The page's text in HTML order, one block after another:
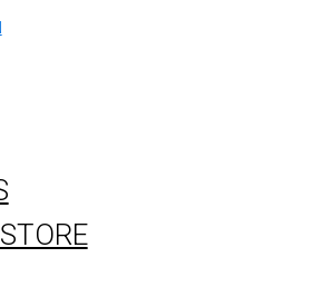
STORE
Oficiales
del Foot Ball Club